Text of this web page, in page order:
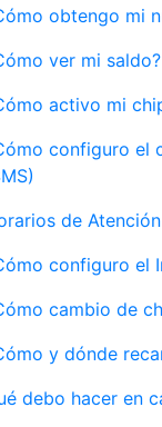
obtengo mi
ver mi saldo?
activo mi
configuro el
de
configuro el
cambio de
y dónde
debo hacer en